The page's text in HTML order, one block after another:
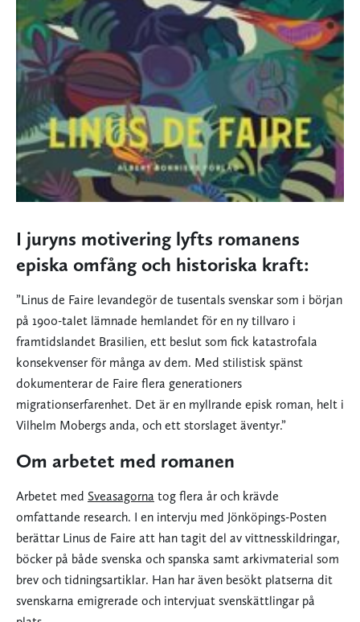
I juryns motivering lyfts romanens
episka omfång och historiska kraft:
”Linus de Faire levandegör de tusentals svenskar som i början
på 1900-talet lämnade hemlandet för en ny tillvaro i
framtidslandet Brasilien, ett beslut som fick katastrofala
konsekvenser för många av dem. Med stilistisk spänst
dokumenterar de Faire flera generationers
migrationserfarenhet. Det är en myllrande episk roman, helt i
Vilhelm Mobergs anda, och ett storslaget äventyr.”
Om arbetet med romanen
Arbetet med Sveasagorna tog flera år och krävde
omfattande research. I en intervju med Jönköpings-Posten
berättar Linus de Faire att han tagit del av vittnesskildringar,
böcker på både svenska och spanska samt arkivmaterial som
brev och tidningsartiklar. Han har även besökt platserna dit
svenskarna emigrerade och intervjuat svenskättlingar på